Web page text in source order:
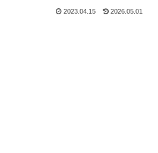
2023.04.15 2026.05.01